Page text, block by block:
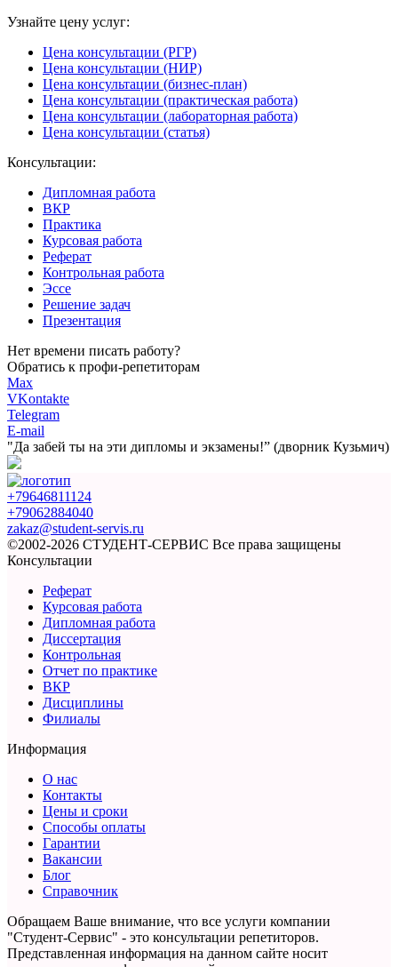
Узнайте цену услуг:
Цена консультации (РГР)
Цена консультации (НИР)
Цена консультации (бизнес-план)
Цена консультации (практическая работа)
Цена консультации (лабораторная работа)
Цена консультации (статья)
Консультации:
Дипломная работа
ВКР
Практика
Курсовая работа
Реферат
Контрольная работа
Эссе
Решение задач
Презентация
Нет времени писать работу?
Обратись к профи-репетиторам
Max
VKontakte
Telegram
E-mail
"Да забей ты на эти дипломы и экзамены!” (дворник Кузьмич)
+79646811124
+79062884040
zakaz@student-servis.ru
©2002-2026 СТУДЕНТ-СЕРВИС Все права защищены
Консультации
Реферат
Курсовая работа
Дипломная работа
Диссертация
Контрольная
Отчет по практике
ВКР
Дисциплины
Филиалы
Информация
О нас
Контакты
Цены и сроки
Способы оплаты
Гарантии
Вакансии
Блог
Справочник
Обращаем Ваше внимание, что все услуги компании
"Студент-Сервис" - это консультации репетиторов.
Представленная информация на данном сайте носит